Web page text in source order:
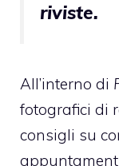
riviste.
All’interno di
fotografici di
consigli su